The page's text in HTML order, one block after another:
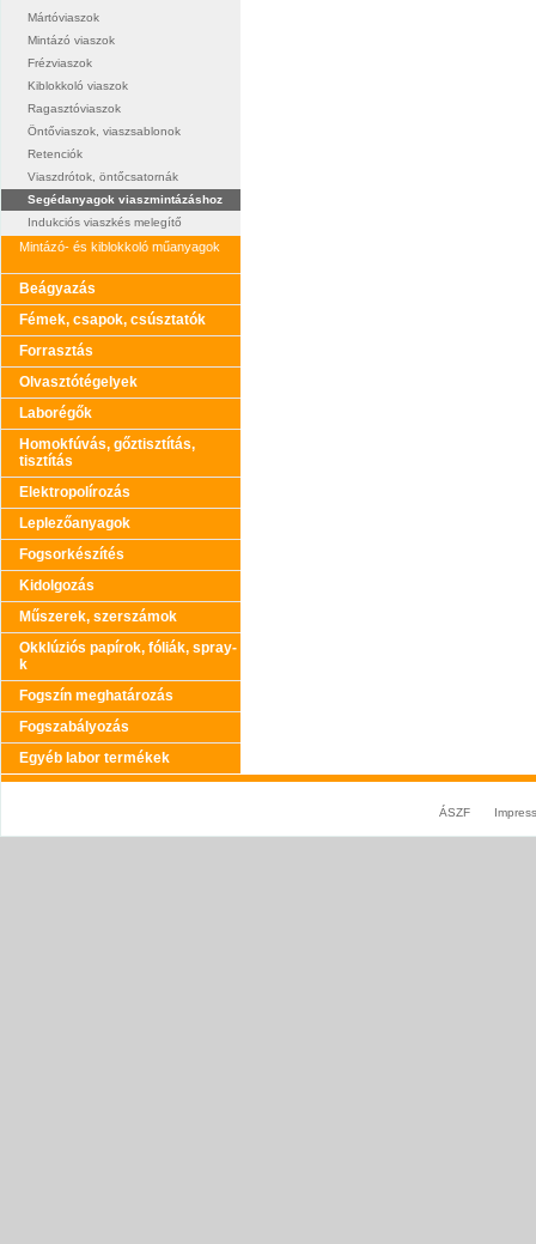
Mártóviaszok
Mintázó viaszok
Frézviaszok
Kiblokkoló viaszok
Ragasztóviaszok
Öntőviaszok, viaszsablonok
Retenciók
Viaszdrótok, öntőcsatornák
Segédanyagok viaszmintázáshoz
Indukciós viaszkés melegítő
Mintázó- és kiblokkoló műanyagok
Beágyazás
Fémek, csapok, csúsztatók
Forrasztás
Olvasztótégelyek
Laborégők
Homokfúvás, gőztisztítás,
tisztítás
Elektropolírozás
Leplezőanyagok
Fogsorkészítés
Kidolgozás
Műszerek, szerszámok
Okklúziós papírok, fóliák, spray-
k
Fogszín meghatározás
Fogszabályozás
Egyéb labor termékek
ÁSZF